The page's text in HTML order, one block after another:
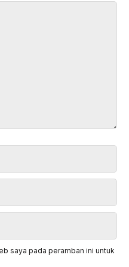
saya pada peramban ini untuk